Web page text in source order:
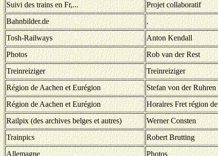
Suivi des trains en Fr,...
Projet collaboratif
Bahnbilder.de
.
Tosh-Railways
Anton Kendall
Photos
Rob van der Rest
Treinreiziger
Treinreiziger
Région de Aachen et Eurégion
Stefan von der Ruhren
Région de Aachen et Eurégion
Horaires Fret région
Railpix (des archives belges et autres)
Werner Consten
Trainpics
Robert Brutting
Allemagne
Photos